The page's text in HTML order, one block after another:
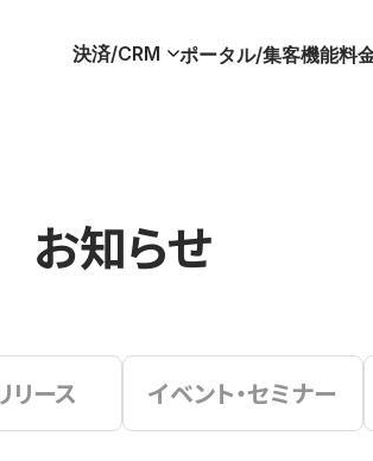
決済/CRM ポータル/集客機能料
お知らせ
リース イベント・セミナー